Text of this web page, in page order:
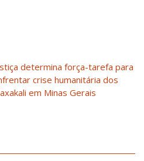
determina força-tarefa para
crise humanitária dos
em Minas Gerais